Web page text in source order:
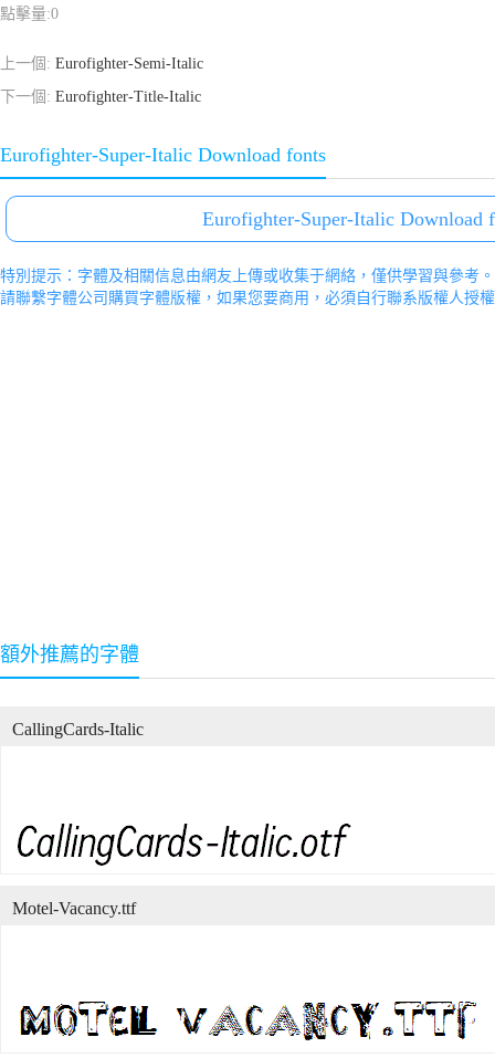
點擊量:0
上一個: Eurofighter-Semi-Italic
下一個: Eurofighter-Title-Italic
Eurofighter-Super-Italic Download fonts
Eurofighter-Super-Italic Download
特別提示：字體及相關信息由網友上傳或收集于網絡，僅供學習與參考
請聯繫字體公司購買字體版權，如果您要商用，必須自行聯系版權人授
額外推薦的字體
CallingCards-Italic
Motel-Vacancy.ttf